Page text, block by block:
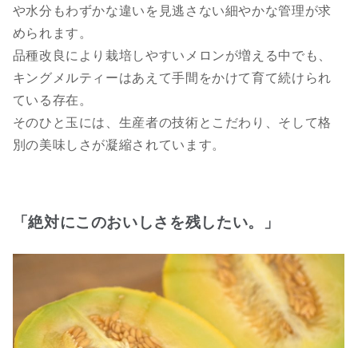
や水分もわずかな違いを見逃さない細やかな管理が求
められます。
品種改良により栽培しやすいメロンが増える中でも、
キングメルティーはあえて手間をかけて育て続けられ
ている存在。
そのひと玉には、生産者の技術とこだわり、そして格
別の美味しさが凝縮されています。
「絶対にこのおいしさを残したい。」